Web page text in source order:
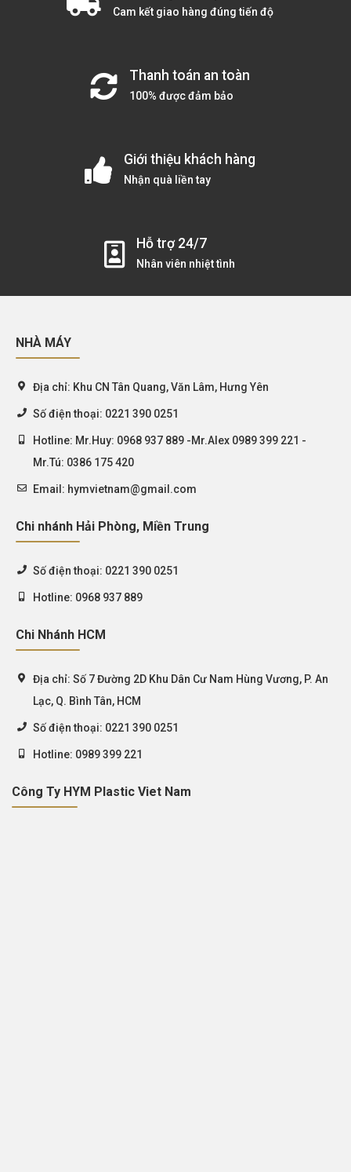
Cam kết giao hàng đúng tiến độ
Thanh toán an toàn
100% được đảm bảo
Giới thiệu khách hàng
Nhận quà liền tay
Hỗ trợ 24/7
Nhân viên nhiệt tình
NHÀ MÁY
Địa chỉ: Khu CN Tân Quang, Văn Lâm, Hưng Yên
Số điện thoại: 0221 390 0251
Hotline: Mr.Huy: 0968 937 889 -Mr.Alex 0989 399 221 -
Mr.Tú: 0386 175 420
Email: hymvietnam@gmail.com
Chi nhánh Hải Phòng, Miền Trung
Số điện thoại: 0221 390 0251
Hotline: 0968 937 889
Chi Nhánh HCM
Địa chỉ: Số 7 Đường 2D Khu Dân Cư Nam Hùng Vương, P. An
Lạc, Q. Bình Tân, HCM
Số điện thoại: 0221 390 0251
Hotline: 0989 399 221
Công Ty HYM Plastic Viet Nam